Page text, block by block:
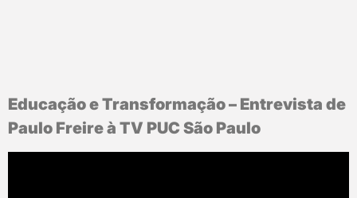
Educação e Transformação – Entrevista de
Paulo Freire à TV PUC São Paulo